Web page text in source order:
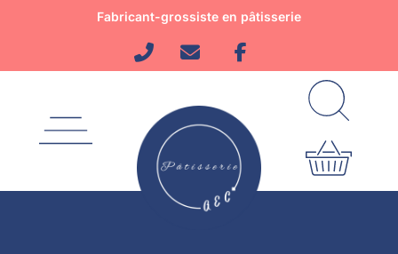
Fabricant-grossiste en pâtisserie